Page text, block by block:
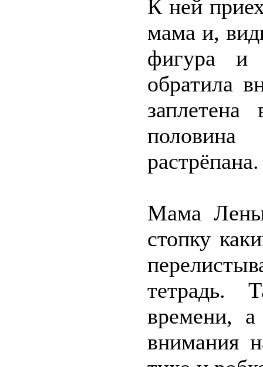
К ней
мама и,
фигура и
обратила
растрёпана.
Мама
стопку
тетрадь.
времени,
внимания